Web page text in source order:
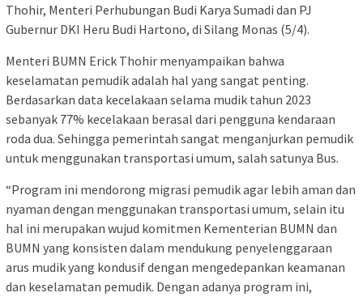
Thohir, Menteri Perhubungan Budi Karya Sumadi dan PJ
Gubernur DKI Heru Budi Hartono, di Silang Monas (5/4).
Menteri BUMN Erick Thohir menyampaikan bahwa
keselamatan pemudik adalah hal yang sangat penting.
Berdasarkan data kecelakaan selama mudik tahun 2023
sebanyak 77% kecelakaan berasal dari pengguna kendaraan
roda dua. Sehingga pemerintah sangat menganjurkan pemudik
untuk menggunakan transportasi umum, salah satunya Bus.
“Program ini mendorong migrasi pemudik agar lebih aman dan
nyaman dengan menggunakan transportasi umum, selain itu
hal ini merupakan wujud komitmen Kementerian BUMN dan
BUMN yang konsisten dalam mendukung penyelenggaraan
arus mudik yang kondusif dengan mengedepankan keamanan
dan keselamatan pemudik. Dengan adanya program ini,